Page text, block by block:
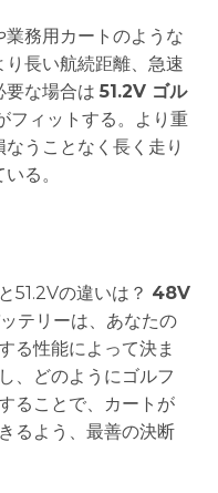
務用カートのような
長い航続距離、急速
要な場合は 51.2V ゴル
フィットする。より重
うことなく長く走り
る。
51.2Vの違いは？ 48V
テリーは、あなたの
る性能によって決ま
、どのようにゴルフ
ることで、カートが
るよう、最善の決断